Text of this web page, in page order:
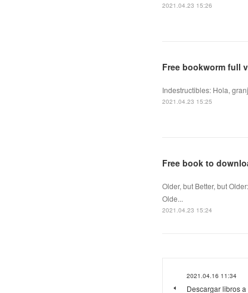
2021.04.23 15:26
Free bookworm full
Indestructibles: Hola,
2021.04.23 15:25
Free book to
Older, but Better, but
Olde...
2021.04.23 15:24
2021.04.16 11:34
Descargar libros